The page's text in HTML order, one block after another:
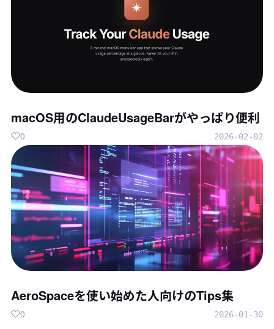
macOS用のClaudeUsageBarがやっぱり便利
2026-02-02
0
AeroSpaceを使い始めた人向けのTips集
2026-01-30
0